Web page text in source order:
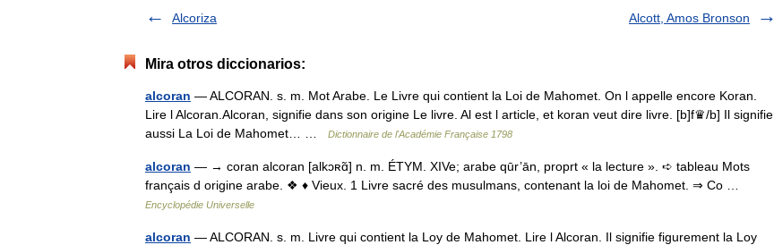
Alcoriza
Alcott, Amos Bronson
Mira otros diccionarios:
alcoran — ALCORAN. s. m. Mot Arabe. Le Livre qui contient la Loi de Mahomet. On l appelle encore Koran.
Lire l Alcoran.Alcoran, signifie dans son origine Le livre. Al est l article, et koran veut dire livre. [b]f♛/b] Il signifie
aussi La Loi de Mahomet… …
Dictionnaire de l'Académie Française 1798
alcoran — → coran alcoran [alkɔʀɑ̃] n. m. ÉTYM. XIVe; arabe qūr’ān, proprt « la lecture ». ➪ tableau Mots
français d origine arabe. ❖ ♦ Vieux. 1 Livre sacré des musulmans, contenant la loi de Mahomet. ⇒ Co …
Encyclopédie Universelle
alcoran — ALCORAN. s. m. Livre qui contient la Loy de Mahomet. Lire l Alcoran. Il signifie figurement la Loy